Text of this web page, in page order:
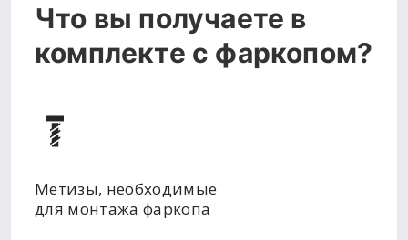
Что вы получаете в
комплекте с фаркопом?
Метизы, необходимые
для монтажа фаркопа